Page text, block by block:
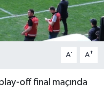
A- A+
off final maçında